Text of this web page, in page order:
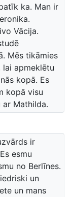
ka. Man ir
Vācija.
Mēs tikāmies
apmeklētu
kopā. Es
kopā visu
ar Mathilda.
ir
esmu
no Berlīnes.
un
un mans